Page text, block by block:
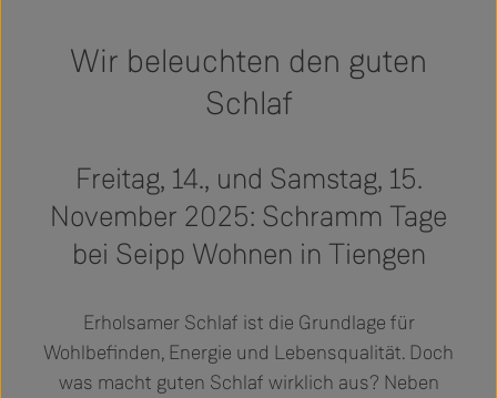
Wir beleuchten den guten
Schlaf
Freitag, 14., und Samstag, 15.
November 2025: Schramm Tage
bei Seipp Wohnen in Tiengen
Erholsamer Schlaf ist die Grundlage für
Wohlbefinden, Energie und Lebensqualität. Doch
was macht guten Schlaf wirklich aus? Neben